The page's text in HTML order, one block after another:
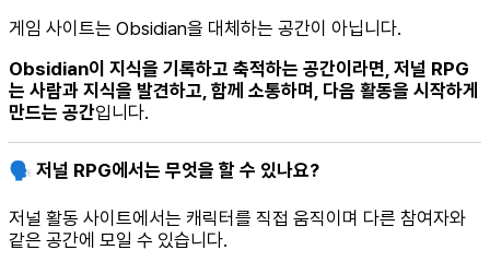
게임 사이트는 Obsidian을 대체하는 공간이 아닙니다.
Obsidian이 지식을 기록하고 축적하는 공간이라면, 저널 RPG
는 사람과 지식을 발견하고, 함께 소통하며, 다음 활동을 시작하게
만드는 공간입니다.
🗣 저널 RPG에서는 무엇을 할 수 있나요?
저널 활동 사이트에서는 캐릭터를 직접 움직이며 다른 참여자와
같은 공간에 모일 수 있습니다.